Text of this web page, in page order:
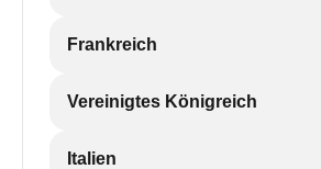
Frankreich
Vereinigtes Königreich
Italien